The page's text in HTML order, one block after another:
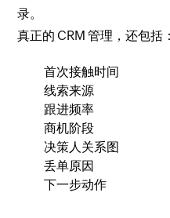
录。
真正的 CRM 管理，还包括：
首次接触时间
线索来源
跟进频率
商机阶段
决策人关系图
丢单原因
下一步动作